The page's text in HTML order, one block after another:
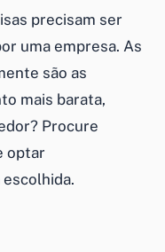
precisam ser
uma empresa. As
são as
mais barata,
Procure
optar